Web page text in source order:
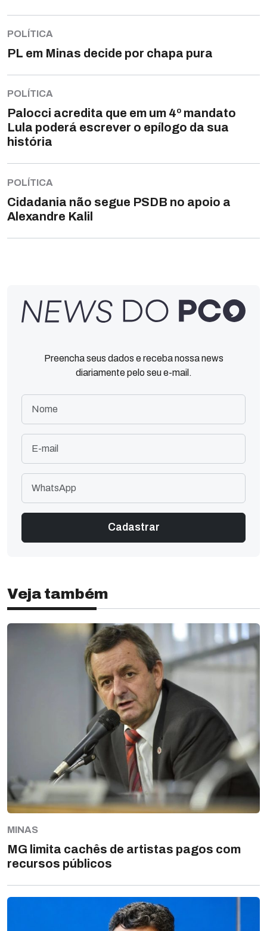
POLÍTICA
PL em Minas decide por chapa pura
POLÍTICA
Palocci acredita que em um 4º mandato
Lula poderá escrever o epílogo da sua
história
POLÍTICA
Cidadania não segue PSDB no apoio a
Alexandre Kalil
Preencha seus dados e receba nossa news
diariamente pelo seu e-mail.
Veja também
MINAS
MG limita cachês de artistas pagos com
recursos públicos